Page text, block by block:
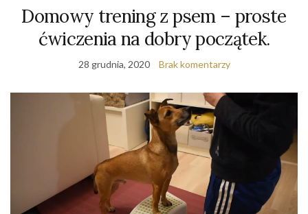
Domowy trening z psem – proste
ćwiczenia na dobry początek.
28 grudnia, 2020 Brak komentarzy